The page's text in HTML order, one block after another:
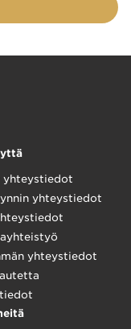
yhteystiedot
yhteystiedot
yhteystiedot